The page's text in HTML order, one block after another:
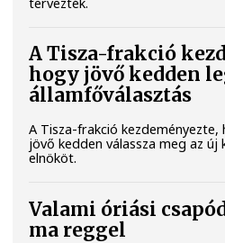
A Tisza-frakció
hogy jövő kedden
államfőválasztás
A Tisza-frakció
jövő kedden válassza meg az új
elnököt.
Valami óriási
ma reggel